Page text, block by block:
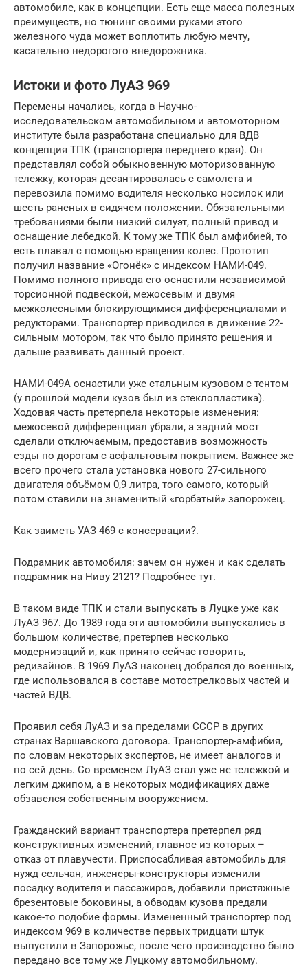
автомобиле, как в концепции. Есть еще масса полезных
преимуществ, но тюнинг своими руками этого
железного чуда может воплотить любую мечту,
касательно недорогого внедорожника.
Истоки и фото ЛуАЗ 969
Перемены начались, когда в Научно-
исследовательском автомобильном и автомоторном
институте была разработана специально для ВДВ
концепция ТПК (транспортера переднего края). Он
представлял собой обыкновенную моторизованную
тележку, которая десантировалась с самолета и
перевозила помимо водителя несколько носилок или
шесть раненых в сидячем положении. Обязательными
требованиями были низкий силуэт, полный привод и
оснащение лебедкой. К тому же ТПК был амфибией, то
есть плавал с помощью вращения колес. Прототип
получил название «Огонёк» с индексом НАМИ-049.
Помимо полного привода его оснастили независимой
торсионной подвеской, межосевым и двумя
межколесными блокирующимися дифференциалами и
редукторами. Транспортер приводился в движение 22-
сильным мотором, так что было принято решения и
дальше развивать данный проект.
НАМИ-049А оснастили уже стальным кузовом с тентом
(у прошлой модели кузов был из стеклопластика).
Ходовая часть претерпела некоторые изменения:
межосевой дифференциал убрали, а задний мост
сделали отключаемым, предоставив возможность
езды по дорогам с асфальтовым покрытием. Важнее же
всего прочего стала установка нового 27-сильного
двигателя объёмом 0,9 литра, того самого, который
потом ставили на знаменитый «горбатый» запорожец.
Как заиметь УАЗ 469 с консервации?.
Подрамник автомобиля: зачем он нужен и как сделать
подрамник на Ниву 2121? Подробнее тут.
В таком виде ТПК и стали выпускать в Луцке уже как
ЛуАЗ 967. До 1989 года эти автомобили выпускались в
большом количестве, претерпев несколько
модернизаций и, как принято сейчас говорить,
редизайнов. В 1969 ЛуАЗ наконец добрался до военных,
где использовался в составе мотострелковых частей и
частей ВДВ.
Проявил себя ЛуАЗ и за пределами СССР в других
странах Варшавского договора. Транспортер-амфибия,
по словам некоторых экспертов, не имеет аналогов и
по сей день. Со временем ЛуАЗ стал уже не тележкой и
легким джипом, а в некоторых модификациях даже
обзавелся собственным вооружением.
Гражданский вариант транспортера претерпел ряд
конструктивных изменений, главное из которых –
отказ от плавучести. Приспосабливая автомобиль для
нужд сельчан, инженеры-конструкторы изменили
посадку водителя и пассажиров, добавили пристяжные
брезентовые боковины, а обводам кузова предали
какое-то подобие формы. Измененный транспортер под
индексом 969 в количестве первых тридцати штук
выпустили в Запорожье, после чего производство было
передано все тому же Луцкому автомобильному.